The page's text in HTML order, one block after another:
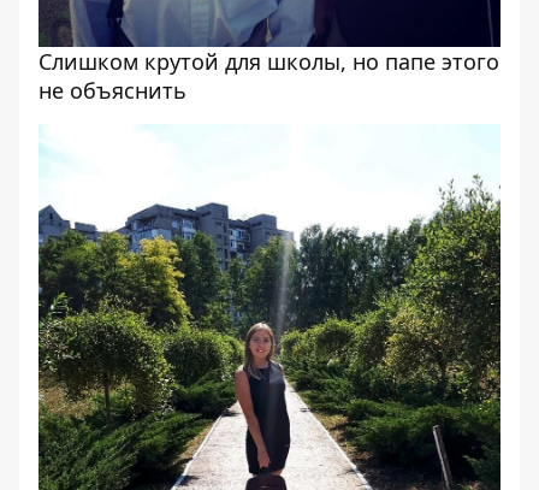
Слишком крутой для школы, но папе этого
не объяснить